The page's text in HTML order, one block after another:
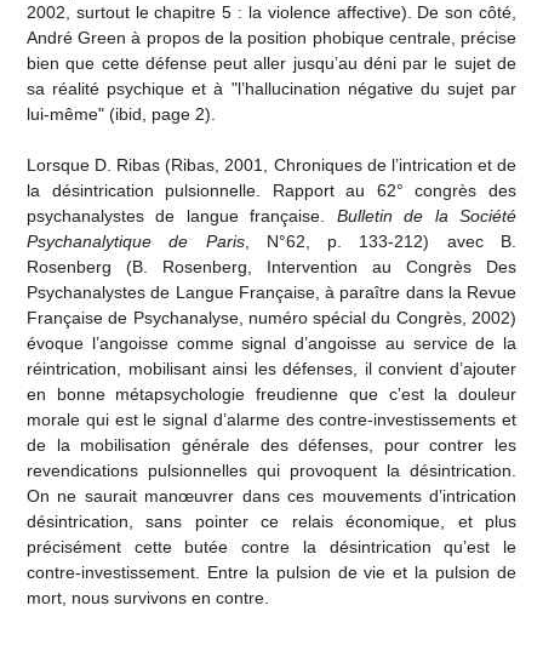
2002, surtout le chapitre 5 : la violence affective). De son côté,
André Green à propos de la position phobique centrale, précise
bien que cette défense peut aller jusqu’au déni par le sujet de
sa réalité psychique et à "l’hallucination négative du sujet par
lui-même" (ibid, page 2).
Lorsque D. Ribas (Ribas, 2001, Chroniques de l’intrication et de
la désintrication pulsionnelle. Rapport au 62° congrès des
psychanalystes de langue française. Bulletin de la Société
Psychanalytique de Paris, N°62, p. 133-212) avec B.
Rosenberg (B. Rosenberg, Intervention au Congrès Des
Psychanalystes de Langue Française, à paraître dans la Revue
Française de Psychanalyse, numéro spécial du Congrès, 2002)
évoque l’angoisse comme signal d’angoisse au service de la
réintrication, mobilisant ainsi les défenses, il convient d’ajouter
en bonne métapsychologie freudienne que c’est la douleur
morale qui est le signal d’alarme des contre-investissements et
de la mobilisation générale des défenses, pour contrer les
revendications pulsionnelles qui provoquent la désintrication.
On ne saurait manœuvrer dans ces mouvements d’intrication
désintrication, sans pointer ce relais économique, et plus
précisément cette butée contre la désintrication qu’est le
contre-investissement. Entre la pulsion de vie et la pulsion de
mort, nous survivons en contre.